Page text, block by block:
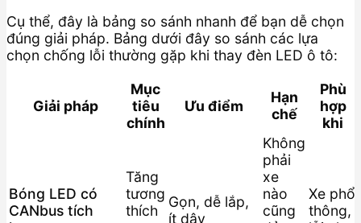
Cụ thể, đây là bảng so sánh nhanh để bạn dễ chọn
đúng giải pháp. Bảng dưới đây so sánh các lựa
chọn chống lỗi thường gặp khi thay đèn LED ô tô:
Giải pháp
Mục
tiêu
chính
Ưu điểm
Hạn
chế
Phù
hợp
khi
Bóng LED có
CANbus tích
Tăng
tương
thích
Gọn, dễ lắp,
ít dây
Không
phải
xe
nào
cũng
Xe phổ
thông,